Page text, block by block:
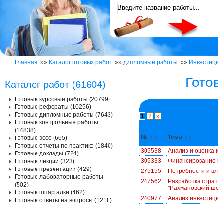
Главная »» Каталог готовых работ »» дипломные работы »»
1 2 »
№ ↑ ↓ Тема ↑ ↓
305538
Анализ и оценка
305333
Финансирование
275155
Потребности и
247562
Разработка
"Рахмановский
240977
Анализ
Каталог работ (61604)
Готовые курсовые работы (20799)
Готовые рефераты (10256)
Готовые дипломные работы (7643)
Готовые контрольные работы
(14838)
Готовые эссе (665)
Готовые отчеты по практике (1840)
Готовые доклады (724)
Готовые лекции (323)
Готовые презентации (429)
Готовые лабораторные работы
(502)
Готовые шпаргалки (462)
Готовые ответы на вопросы (1218)